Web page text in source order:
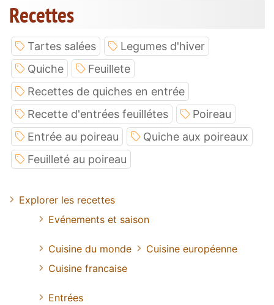
Recettes
Tartes salées
Legumes d'hiver
Quiche
Feuillete
Recettes de quiches en entrée
Recette d'entrées feuillétes
Poireau
Entrée au poireau
Quiche aux poireaux
Feuilleté au poireau
Explorer les recettes
Evénements et saison
Cuisine du monde
Cuisine européenne
Cuisine francaise
Entrées